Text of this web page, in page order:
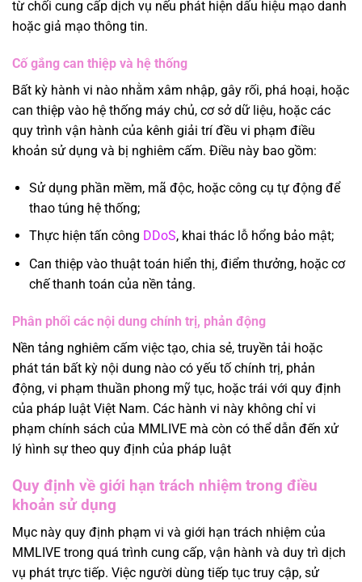
từ chối cung cấp dịch vụ nếu phát hiện dấu hiệu mạo danh
hoặc giả mạo thông tin.
Cố gắng can thiệp và hệ thống
Bất kỳ hành vi nào nhằm xâm nhập, gây rối, phá hoại, hoặc
can thiệp vào hệ thống máy chủ, cơ sở dữ liệu, hoặc các
quy trình vận hành của kênh giải trí đều vi phạm điều
khoản sử dụng và bị nghiêm cấm. Điều này bao gồm:
Sử dụng phần mềm, mã độc, hoặc công cụ tự động để
thao túng hệ thống;
Thực hiện tấn công DDoS, khai thác lỗ hổng bảo mật;
Can thiệp vào thuật toán hiển thị, điểm thưởng, hoặc cơ
chế thanh toán của nền tảng.
Phân phối các nội dung chính trị, phản động
Nền tảng nghiêm cấm việc tạo, chia sẻ, truyền tải hoặc
phát tán bất kỳ nội dung nào có yếu tố chính trị, phản
động, vi phạm thuần phong mỹ tục, hoặc trái với quy định
của pháp luật Việt Nam. Các hành vi này không chỉ vi
phạm chính sách của MMLIVE mà còn có thể dẫn đến xử
lý hình sự theo quy định của pháp luật
Quy định về giới hạn trách nhiệm trong điều
khoản sử dụng
Mục này quy định phạm vi và giới hạn trách nhiệm của
MMLIVE trong quá trình cung cấp, vận hành và duy trì dịch
vụ phát trực tiếp. Việc người dùng tiếp tục truy cập, sử